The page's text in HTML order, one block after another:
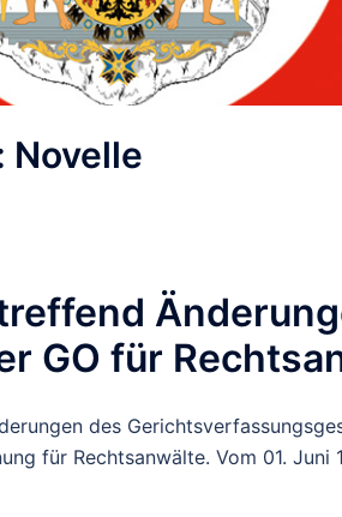
Novelle
GO für
des
für Rechtsanwälte. Vom 01. Juni